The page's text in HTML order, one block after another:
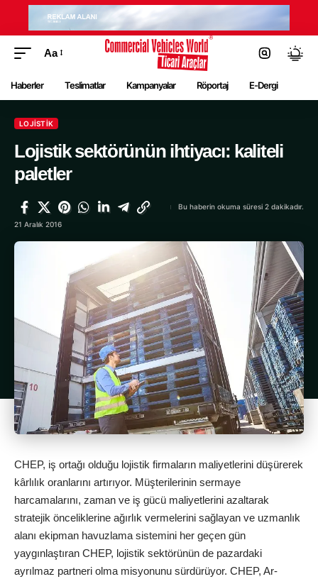
Aa
Haberler Teslimatlar Kampanyalar Röportaj E-Dergi
LOJISTIK
Lojistik sektörünün ihtiyacı: kaliteli
paletler
21 Aralık 2016
Bu haberin okuma süresi 2 dakikadır.
CHEP, iş ortağı olduğu lojistik firmaların maliyetlerini düşürerek
kârlılık oranlarını artırıyor. Müşterilerinin sermaye
harcamalarını, zaman ve iş gücü maliyetlerini azaltarak
stratejik önceliklerine ağırlık vermelerini sağlayan ve uzmanlık
alanı ekipman havuzlama sistemini her geçen gün
yaygınlaştıran CHEP, lojistik sektörünün de pazardaki
ayrılmaz partneri olma misyonunu sürdürüyor. CHEP, Ar-